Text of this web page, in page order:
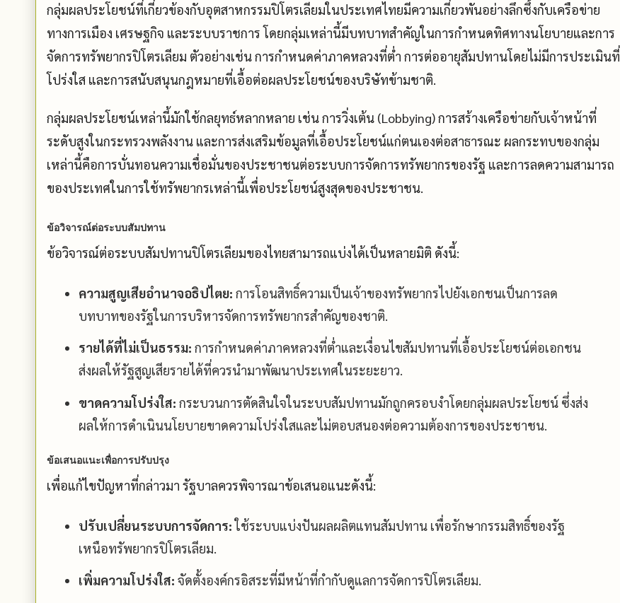
กลุ่มผลประโยชน์ที่เกี่ยวข้องกับอุตสาหกรรมปิโตรเลียมในประเทศไทยมีความเกี่ยวพันอย่างลึกซึ้งกับเครือข่าย
ทางการเมือง เศรษฐกิจ และระบบราชการ โดยกลุ่มเหล่านี้มีบทบาทสำคัญในการกำหนดทิศทางนโยบายและการ
จัดการทรัพยากรปิโตรเลียม ตัวอย่างเช่น การกำหนดค่าภาคหลวงที่ต่ำ การต่ออายุสัมปทานโดยไม่มีการประเมินที่
โปร่งใส และการสนับสนุนกฎหมายที่เอื้อต่อผลประโยชน์ของบริษัทข้ามชาติ.
กลุ่มผลประโยชน์เหล่านี้มักใช้กลยุทธ์หลากหลาย เช่น การวิ่งเต้น (Lobbying) การสร้างเครือข่ายกับเจ้าหน้าที่
ระดับสูงในกระทรวงพลังงาน และการส่งเสริมข้อมูลที่เอื้อประโยชน์แก่ตนเองต่อสาธารณะ ผลกระทบของกลุ่ม
เหล่านี้คือการบั่นทอนความเชื่อมั่นของประชาชนต่อระบบการจัดการทรัพยากรของรัฐ และการลดความสามารถ
ของประเทศในการใช้ทรัพยากรเหล่านี้เพื่อประโยชน์สูงสุดของประชาชน.
ข้อวิจารณ์ต่อระบบสัมปทาน
ข้อวิจารณ์ต่อระบบสัมปทานปิโตรเลียมของไทยสามารถแบ่งได้เป็นหลายมิติ ดังนี้:
ความสูญเสียอำนาจอธิปไตย: การโอนสิทธิ์ความเป็นเจ้าของทรัพยากรไปยังเอกชนเป็นการลด
บทบาทของรัฐในการบริหารจัดการทรัพยากรสำคัญของชาติ.
รายได้ที่ไม่เป็นธรรม: การกำหนดค่าภาคหลวงที่ต่ำและเงื่อนไขสัมปทานที่เอื้อประโยชน์ต่อเอกชน
ส่งผลให้รัฐสูญเสียรายได้ที่ควรนำมาพัฒนาประเทศในระยะยาว.
ขาดความโปร่งใส: กระบวนการตัดสินใจในระบบสัมปทานมักถูกครอบงำโดยกลุ่มผลประโยชน์ ซึ่งส่ง
ผลให้การดำเนินนโยบายขาดความโปร่งใสและไม่ตอบสนองต่อความต้องการของประชาชน.
ข้อเสนอแนะเพื่อการปรับปรุง
เพื่อแก้ไขปัญหาที่กล่าวมา รัฐบาลควรพิจารณาข้อเสนอแนะดังนี้:
ปรับเปลี่ยนระบบการจัดการ:ใช้ระบบแบ่งปันผลผลิตแทนสัมปทาน เพื่อรักษากรรมสิทธิ์ของรัฐ
เหนือทรัพยากรปิโตรเลียม.
เพิ่มความโปร่งใส: จัดตั้งองค์กรอิสระที่มีหน้าที่กำกับดูแลการจัดการปิโตรเลียม.